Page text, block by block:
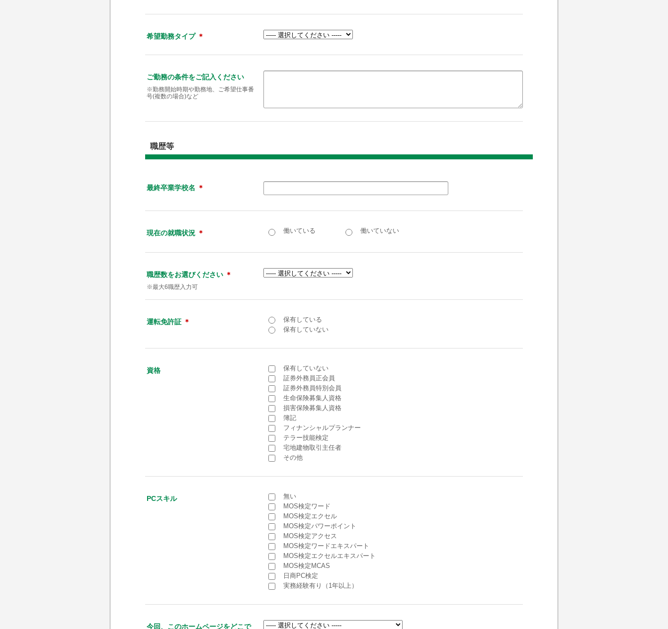
希望勤務タイプ ＊
ご勤務の条件をご記入ください
※勤務開始時期や勤務地、ご希望仕事番
号(複数の場合)など
職歴等
最終卒業学校名 ＊
現在の就職状況 ＊ 働いている 働いていない
職歴数をお選びください ＊
※最大6職歴入力可
運転免許証 ＊
保有している
保有していない
資格
保有していない
証券外務員正会員
証券外務員特別会員
生命保険募集人資格
損害保険募集人資格
簿記
フィナンシャルプランナー
テラー技能検定
宅地建物取引主任者
その他
PCスキル
無い
MOS検定ワード
MOS検定エクセル
MOS検定パワーポイント
MOS検定アクセス
MOS検定ワードエキスパート
MOS検定エクセルエキスパート
MOS検定MCAS
日商PC検定
実務経験有り（1年以上）
今回、このホームページをどこで